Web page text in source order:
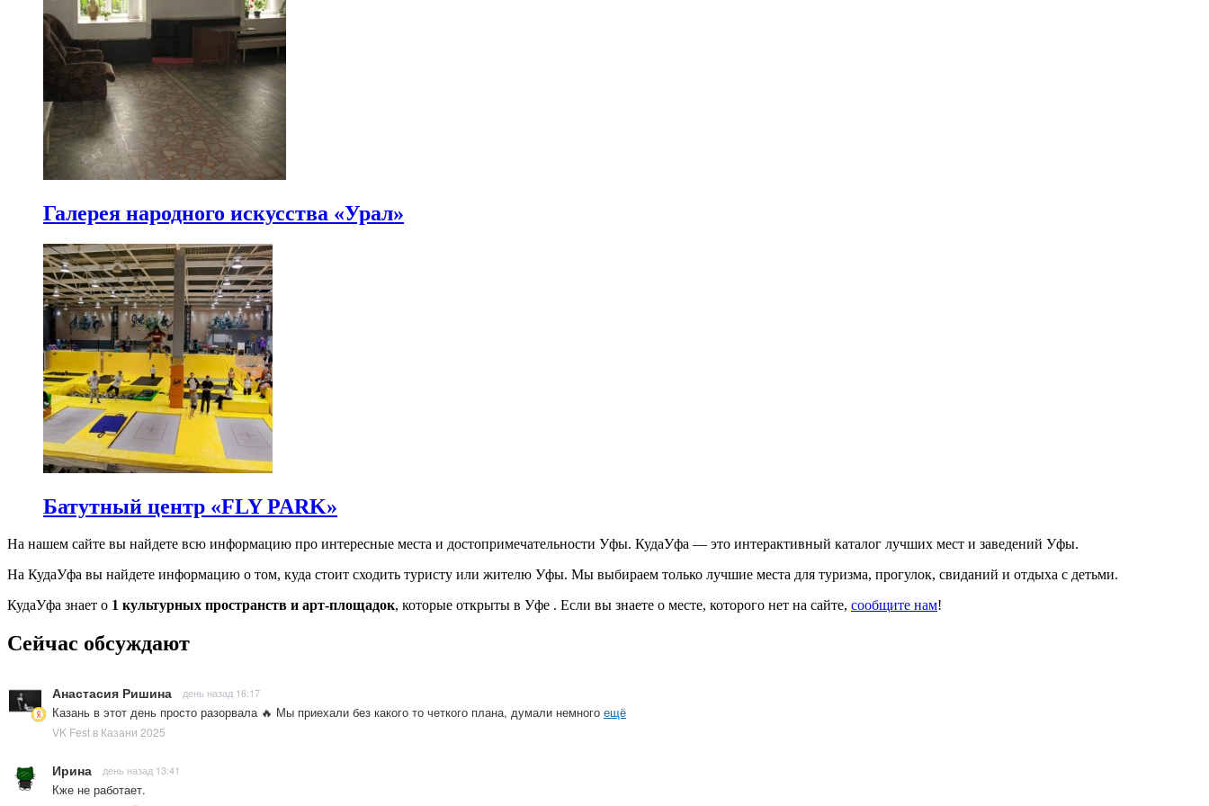
Галерея народного искусства «Урал»
Батутный центр «FLY PARK»
На нашем сайте вы найдете всю информацию про интересные места и достопримечательности Уфы. КудаУфа — это интерактивный каталог лучших мест и заведений Уфы.
На КудаУфа вы найдете информацию о том, куда стоит сходить туристу или жителю Уфы. Мы выбираем только лучшие места для туризма, прогулок, свиданий и отдыха с детьми.
КудаУфа знает о 1 культурных пространств и арт-площадок, которые открыты в Уфе . Если вы знаете о месте, которого нет на сайте, сообщите нам!
Сейчас обсуждают
Анастасия Ришина день назад 16:17
Казань в этот день просто разорвала 🔥 Мы приехали без какого то четкого плана, думали немного ещё
VK Fest в Казани 2025
Ирина день назад 13:41
Кже не работает.